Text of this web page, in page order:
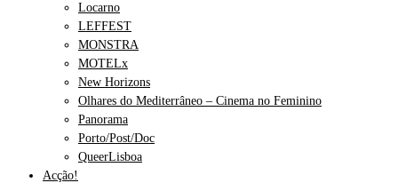
Locarno
LEFFEST
MONSTRA
MOTELx
New Horizons
Olhares do Mediterrâneo – Cinema no Feminino
Panorama
Porto/Post/Doc
QueerLisboa
Acção!